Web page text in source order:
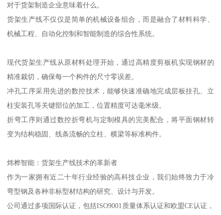
对于货架制造企业意味着什么。
货架生产线不仅仅是简单的机械设备组合，而是融合了材料科学、
机械工程、自动化控制和智能制造的综合性系统。
现代货架生产线从原材料处理开始，通过高精度剪板机实现钢材的
精准裁切，确保每一个构件的尺寸零误差。
冲孔工序采用先进的数控技术，能够快速准确地完成层板挂孔、立
柱安装孔等关键部位的加工，位置精度可达毫米级。
折弯工序则通过数控折弯机与定制模具的完美配合，将平面钢材转
变为结构稳固、线条流畅的立柱、横梁等标准构件。
炜桦智能：货架生产线技术的革新者
作为一家拥有近二十年行业经验的高科技企业，我们始终致力于冷
弯型钢及各种非标型材结构的研究、设计与开发。
公司通过多项国际认证，包括ISO9001质量体系认证和欧盟CE认证，